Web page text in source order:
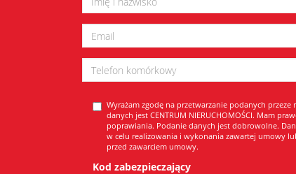
Wyrażam zgodę na przetwarzanie podanych
danych jest CENTRUM NIERUCHOMOŚCI. Mam
poprawiania. Podanie danych jest dobrowolne.
w celu realizowania i wykonania zawartej umowy
przed zawarciem umowy.
Kod zabezpieczający